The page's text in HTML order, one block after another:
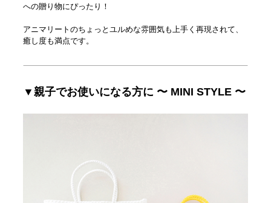
への贈り物にぴったり！
アニマリートのちょっとユルめな雰囲気も上手く再現されて、
癒し度も満点です。
▼親子でお使いになる方に 〜 MINI STYLE 〜